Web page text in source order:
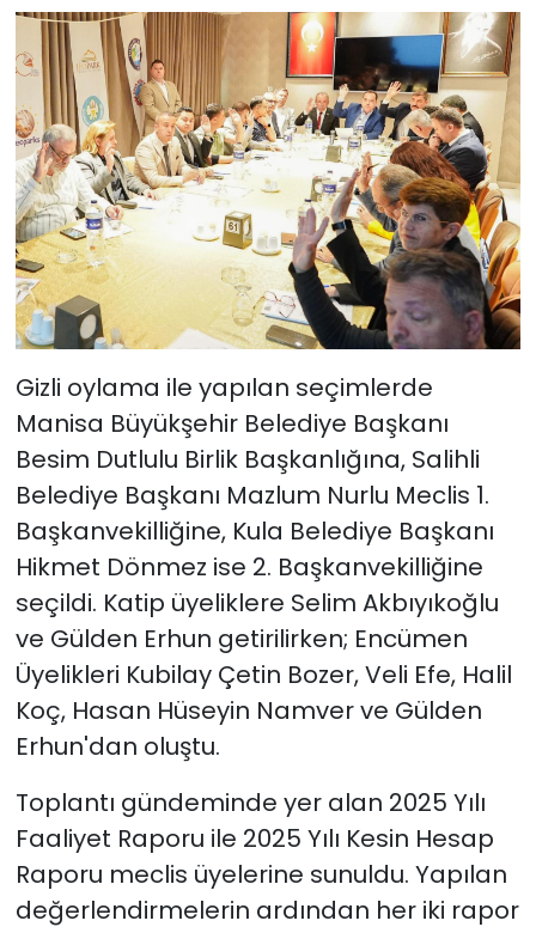
Gizli oylama ile yapılan seçimlerde
Manisa Büyükşehir Belediye Başkanı
Besim Dutlulu Birlik Başkanlığına, Salihli
Belediye Başkanı Mazlum Nurlu Meclis 1.
Başkanvekilliğine, Kula Belediye Başkanı
Hikmet Dönmez ise 2. Başkanvekilliğine
seçildi. Katip üyeliklere Selim Akbıyıkoğlu
ve Gülden Erhun getirilirken; Encümen
Üyelikleri Kubilay Çetin Bozer, Veli Efe, Halil
Koç, Hasan Hüseyin Namver ve Gülden
Erhun'dan oluştu.
Toplantı gündeminde yer alan 2025 Yılı
Faaliyet Raporu ile 2025 Yılı Kesin Hesap
Raporu meclis üyelerine sunuldu. Yapılan
değerlendirmelerin ardından her iki rapor